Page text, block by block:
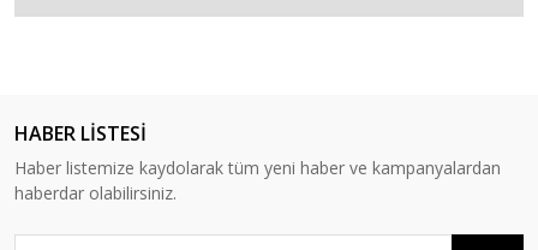
HABER LİSTESİ
Haber listemize kaydolarak tüm yeni haber ve kampanyalardan
haberdar olabilirsiniz.